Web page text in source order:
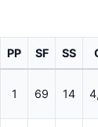
PP SF SS
1 69 14